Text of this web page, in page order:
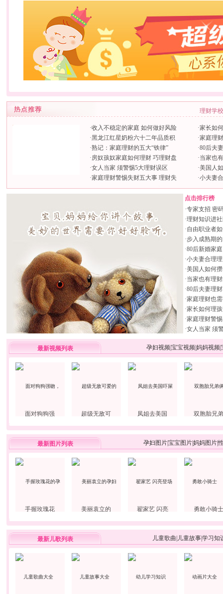
理财学校
·收入不稳定的家庭 如何做好风险
·黑龙江红星奶粉六十二年品质积
·熟记：家庭理财的五大“铁律”
·房奴孩奴家庭如何理财 巧理财盘
·女人当家 须警惕5大理财误区
·家庭理财警惕失财五大事 理财失
·家长如
·家庭理
·80后夫
·当家也
·美国人
·小夫妻
点击排行榜
·专家支招 密
·理财知识进
·自由职业者
·步入成熟期
·80后新婚家
·小夫妻合理
·美国人如何
·当家也有理
·80后夫妻理
·家庭理财也
·家长如何理
·家庭理财警
·女人当家 须
最新视频列表 孕妇视频宝宝视频妈妈视频
面对狗狗强 超级无敌可 凤姐去美国 双胞胎兄弟
最新图片列表 孕妇图片宝宝图片妈妈图片
手握玫瑰花 美丽袁立的 翟家艺 闪亮 勇敢小骑士
最新儿歌列表 儿童歌曲 儿童故事学习知